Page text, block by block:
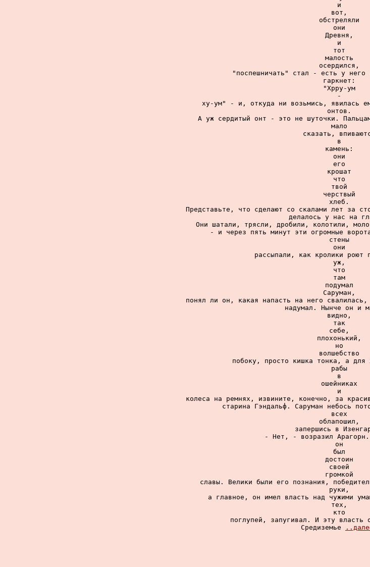
и
вот,
обстреляли
они
Древня,
и
тот
малость
осердился,
"поспешничать" стал - есть у него
гаркнет:
"Хрру-ум
-
ху-ум" - и, откуда ни возьмись, явилась
онтов.
А уж сердитый онт - это не шуточки.
мало
сказать,
в
камень:
они
его
крошат
что
твой
черствый
хлеб.
Представьте, что сделают со скалами лет за
делалось у нас на
Они шатали, трясли, дробили, колотили,
- и через пять минут эти огромные
стены
они
рассыпали, как кролики роют
уж,
что
там
подумал
Саруман,
понял ли он, какая напасть на него свалилась,
надумал. Нынче он и
видно,
так
себе,
плохонький,
но
волшебство
побоку, просто кишка тонка, а для
рабы
в
ошейниках
и
колеса на ремнях, извините, конечно, за
старина Гэндальф. Саруман небось
всех
облапошил,
запершись в
- Нет, - возразил
он
был
достоин
своей
громкой
славы. Велики были его познания,
руки,
а главное, он имел власть над чужими
тех,
кто
поглупей, запугивал. И эту власть
Средиземье